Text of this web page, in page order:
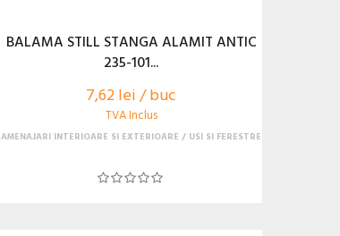
BALAMA STILL STANGA ALAMIT ANTIC
235-101...
7,62 lei / buc
TVA Inclus
AMENAJARI INTERIOARE SI EXTERIOARE USI SI FERESTRE